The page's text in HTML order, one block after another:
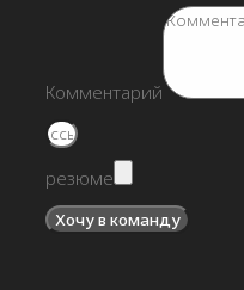
Комментарий
резюме
Хочу в команду